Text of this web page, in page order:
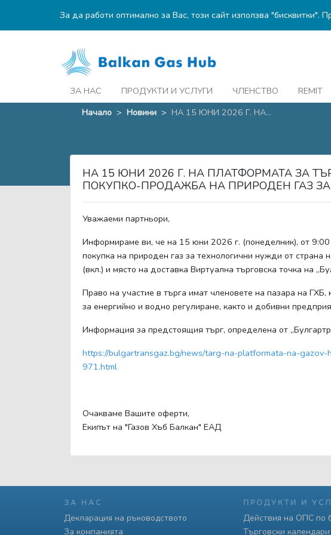
За да работи оптимално за Вас, този сайт използва "бисквитки".
ЗА НАС ПРОДУКТИ И УСЛУГИ ЧЛЕНСТВО REMIT
Начало > Новини > НА 15 ЮНИ 2026 Г. НА...
НА 15 ЮНИ 2026 Г. НА ПЛАТФОРМАТА ЗА
ПОКУПКО-ПРОДАЖБА НА ПРИРОДЕН ГАЗ
Уважаеми партньори,
Информираме ви, че на 15 юни 2026 г. (понеделник), от
покупка на природен газ за технологични нужди от
(вкл.) и място на доставка Виртуална търговска точка на
Право на участие в търга имат членовете на пазара на
за енергийно и водно регулиране, както и добивни
Информация за предстоящия търг, определена от
https://bulgartransgaz.bg/news/targ-na-platformata-na-
971.html
Очакваме Вашите оферти,
Екипът на "Газов Хъб Балкан" ЕАД
ЗА НАС
Декларация на ръководството
За компанията
ПРОДУКТИ И
Действия на ОПС по
Търговски календари